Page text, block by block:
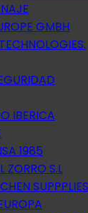
GMBH
IBERICA
1985
ZORRO S.L
SUPPPLIES